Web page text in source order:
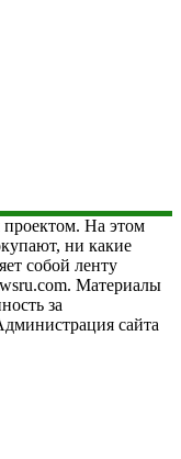
проектом. На этом
ни какие
собой ленту
Материалы
за
сайта